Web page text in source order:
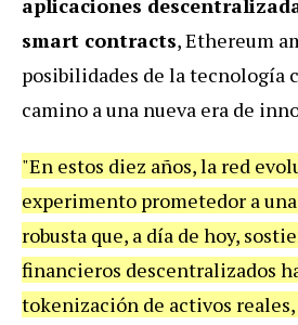
aplicaciones
smart contracts, Ethereum
posibilidades de la tecnología
camino a una nueva era de
"En estos diez años, la red
experimento prometedor a
robusta que, a día de hoy,
financieros descentralizados
tokenización de activos reales,